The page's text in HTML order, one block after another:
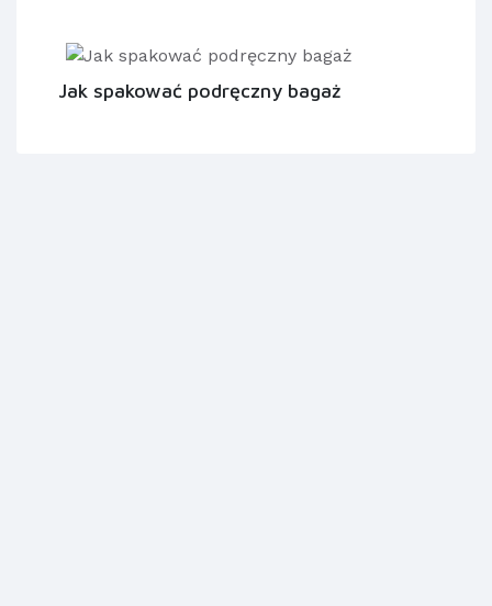
Jak spakować podręczny bagaż